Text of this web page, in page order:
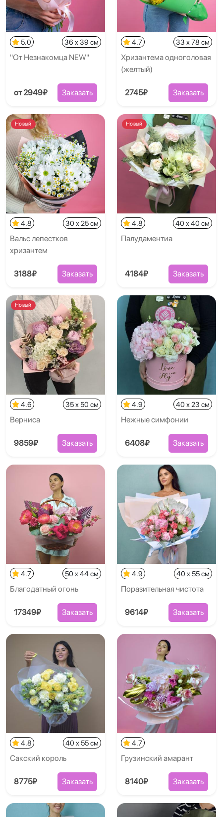
5.0 36 x 39 см
"От Незнакомца NEW"
от 2949₽ Заказать
4.7 33 x 78 см
Хризантема одноголовая
(желтый)
2745₽ Заказать
Новый
4.8 30 x 25 см
Вальс лепестков
хризантем
3188₽ Заказать
Новый
4.8 40 x 40 см
Палудаментиа
4184₽ Заказать
Новый
4.6 35 x 50 см
Верниса
9859₽ Заказать
4.9 40 x 23 см
Нежные симфонии
6408₽ Заказать
4.7 50 x 44 см
Благодатный огонь
17349₽ Заказать
4.9 40 x 55 см
Поразительная чистота
9614₽ Заказать
4.8 40 x 55 см
Сакский король
8775₽ Заказать
4.7
Грузинский амарант
8140₽ Заказать